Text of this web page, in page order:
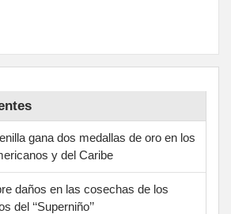
gana dos medallas de oro en los
y del Caribe
daños en las cosechas de los
del ‘‘Superniño’’